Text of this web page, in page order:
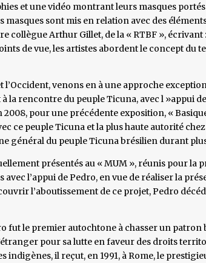
et une vidéo montrant leurs masques
sont mis en relation avec des
collègue Arthur Gillet, de la « RTBF », écrivant
de vue, les artistes abordent le concept du
l’Occident, venons en à une approche
la rencontre du peuple Ticuna, avec l »appui
2008, pour une précédente exposition, «
ce peuple Ticuna et la plus haute autorité
général du peuple Ticuna brésilien durant
présentés au « MUM », réunis pour la
avec l’appui de Pedro, en vue de réaliser la
l’aboutissement de ce projet, Pedro
fut le premier autochtone à chasser un
pour sa lutte en faveur des droits
indigènes, il reçut, en 1991, à Rome, le